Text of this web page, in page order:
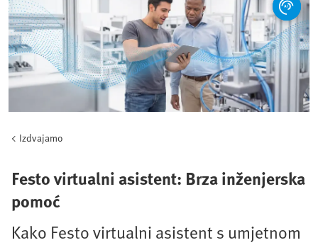
Izdvajamo
Festo virtualni asistent: Brza inženjerska
pomoć
Kako Festo virtualni asistent s umjetnom